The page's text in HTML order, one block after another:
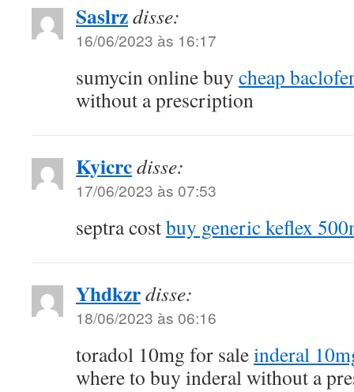
Saslrzdisse:
16/06/2023 às 16:17
sumycin online buy cheap
without a prescription
Kyicrcdisse:
17/06/2023 às 07:53
septra costbuy generic keflex
Yhdkzrdisse:
18/06/2023 às 06:16
toradol 10mg for saleinderal
where to buy inderal without a